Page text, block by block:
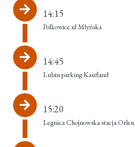
14:15
Polkowice ul Młyńska
14:45
Lubin parking Kaufland
15:20
Legnica Chojnowska stacja Orlen